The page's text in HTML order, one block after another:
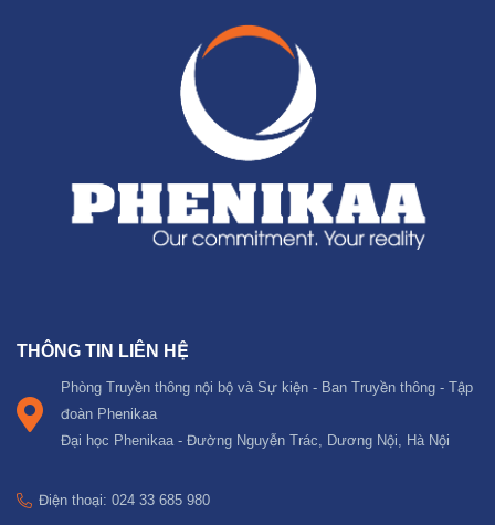
THÔNG TIN LIÊN HỆ
Phòng Truyền thông nội bộ và Sự kiện - Ban Truyền thông - Tập
đoàn Phenikaa
Đại học Phenikaa - Đường Nguyễn Trác, Dương Nội, Hà Nội
Điện thoại: 024 33 685 980